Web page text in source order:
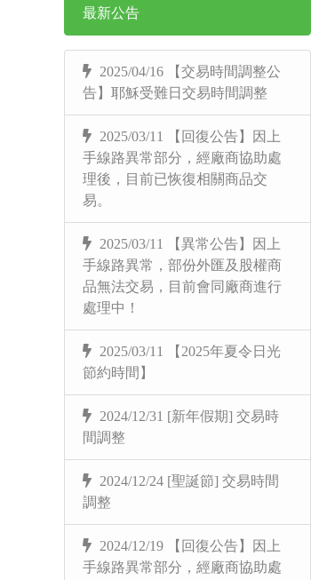
最新公告
2025/04/16 【交易時間調整公
告】耶穌受難日交易時間調整
2025/03/11 【回復公告】因上
手線路異常部分，經廠商協助處
理後，目前已恢復相關商品交
易。
2025/03/11 【異常公告】因上
手線路異常，部份外匯及股權商
品無法交易，目前會同廠商進行
處理中！
2025/03/11 【2025年夏令日光
節約時間】
2024/12/31 [新年假期] 交易時
間調整
2024/12/24 [聖誕節] 交易時間
調整
2024/12/19 【回復公告】因上
手線路異常部分，經廠商協助處